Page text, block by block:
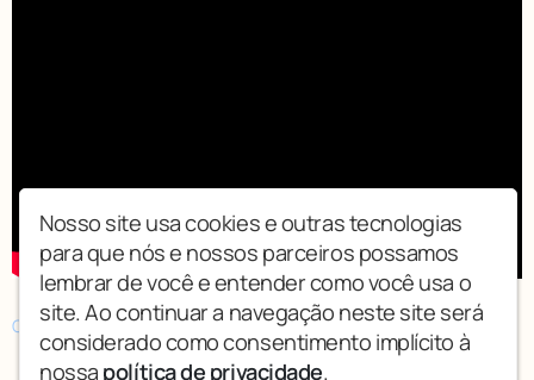
Compartilhar
Nosso site usa cookies e outras tecnologias
para que nós e nossos parceiros possamos
lembrar de você e entender como você usa o
site. Ao continuar a navegação neste site será
considerado como consentimento implícito à
nossa política de privacidade.